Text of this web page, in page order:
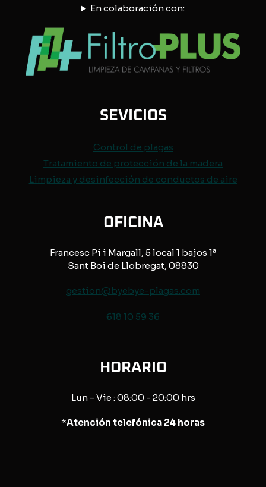
En colaboración con:
SEVICIOS
Control de plagas
Tratamiento de protección de la madera
Limpieza y desinfección de conductos de aire
OFICINA
Francesc Pi i Margall, 5 local 1 bajos 1ª
Sant Boi de Llobregat, 08830
gestion@byebye-plagas.com
618 10 59 36
HORARIO
Lun - Vie : 08:00 - 20:00 hrs
*Atención telefónica 24 horas